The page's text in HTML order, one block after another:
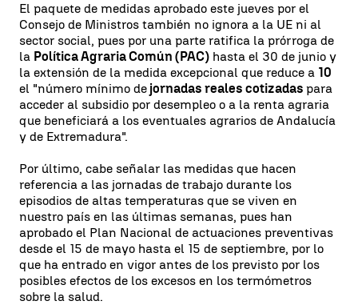
El paquete de medidas aprobado este jueves por el
Consejo de Ministros también no ignora a la UE ni al
sector social, pues por una parte ratifica la prórroga de
la Política Agraria Común (PAC) hasta el 30 de junio y
la extensión de la medida excepcional que reduce a 10
el "número mínimo de jornadas reales cotizadas para
acceder al subsidio por desempleo o a la renta agraria
que beneficiará a los eventuales agrarios de Andalucía
y de Extremadura".
Por último, cabe señalar las medidas que hacen
referencia a las jornadas de trabajo durante los
episodios de altas temperaturas que se viven en
nuestro país en las últimas semanas, pues han
aprobado el Plan Nacional de actuaciones preventivas
desde el 15 de mayo hasta el 15 de septiembre, por lo
que ha entrado en vigor antes de los previsto por los
posibles efectos de los excesos en los termómetros
sobre la salud.